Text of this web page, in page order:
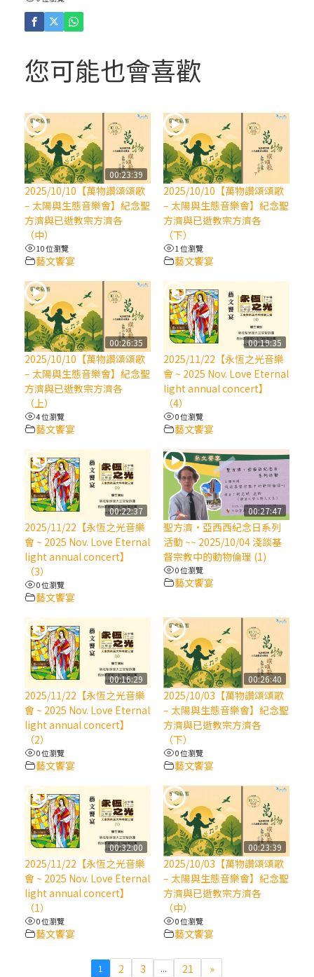
人相遇
(2)黃敏正主教帶你做「四旬期避靜」—【逾
越的智慧】：七項齋戒的意義與益處
【信仰之旅】第九集：「如果你的痛苦比快
樂多」—歐義明神父 / 應芝莉老師
(1)黃敏正主教帶你做「四旬期避靜」—【逾
有」
【信仰之旅】第八集：「耶穌為什麼降生到
人世」—高樂祈修女
2025/10/10【萬物讚頌頌歌 – 太陽與生態音
樂會】紀念聖方濟與已逝教宗方濟各（中）
2025/10/10【萬物讚頌頌歌 – 太陽與生態音
樂會】紀念聖方濟與已逝教宗方濟各（下）
2025/10/10【萬物讚頌頌歌 – 太陽與生態音
樂會】紀念聖方濟與已逝教宗方濟各（上）
(9完結)黃敏正主教帶你做【將臨期避靜】—
匝凱的「新生命」：利他與內化
降生成人與人同在＝「厄瑪努爾」
(7)黃敏正主教帶你做【將臨期避靜】—耶穌
降生人間，需要人的「接納」
(6)黃敏正主教帶你做【將臨期避靜】—「馬
槽」═「謙卑」
(5)黃敏正主教帶你做【將臨期避靜】—「福
傳」：講耶穌的故事
(4)黃敏正主教帶你做【將臨期避靜】—匝凱
「想看」耶穌，耶穌「走近」匝凱
(3)黃敏正主教帶你做【將臨期避靜】—「轉
念」，吃苦如吃補
(2)黃敏正主教帶你做【將臨期避靜】—
您可能也會喜歡
00:23:39
2025/10/10【萬物讚頌頌歌
– 太陽與生態音樂會】紀念聖
方濟與已逝教宗方濟各
（中）
10 位瀏覽
藝文饗宴
2025/10/10【萬物讚頌頌歌
– 太陽與生態音樂會】紀念聖
方濟與已逝教宗方濟各
（下）
1 位瀏覽
藝文饗宴
00:26:35
2025/10/10【萬物讚頌頌歌
– 太陽與生態音樂會】紀念聖
方濟與已逝教宗方濟各
（上）
4 位瀏覽
藝文饗宴
00:19:35
2025/11/22【永恆之光音樂
會 ~ 2025 Nov. Love Eternal
light annual concert】
（4）
0 位瀏覽
藝文饗宴
00:22:37
2025/11/22【永恆之光音樂
會 ~ 2025 Nov. Love Eternal
light annual concert】
（3）
0 位瀏覽
藝文饗宴
00:27:47
聖方濟·亞西西紀念日系列
活動 ~~ 2025/10/04 淺談基
督宗教中的動物倫理 (1)
0 位瀏覽
藝文饗宴
00:16:29
2025/11/22【永恆之光音樂
會 ~ 2025 Nov. Love Eternal
light annual concert】
（2）
0 位瀏覽
藝文饗宴
00:26:40
2025/10/03【萬物讚頌頌歌
– 太陽與生態音樂會】紀念聖
方濟與已逝教宗方濟各
（下）
0 位瀏覽
藝文饗宴
00:32:00
2025/11/22【永恆之光音樂
會 ~ 2025 Nov. Love Eternal
light annual concert】
（1）
0 位瀏覽
藝文饗宴
00:23:39
2025/10/03【萬物讚頌頌歌
– 太陽與生態音樂會】紀念聖
方濟與已逝教宗方濟各
（中）
0 位瀏覽
藝文饗宴
1 2 3 ... 21 »